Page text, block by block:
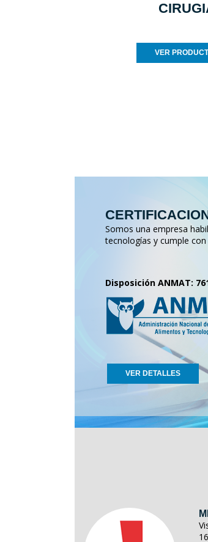
VER
Somos una empresa
tecnologías y cumple
Disposición ANMAT:
VER DETALLES